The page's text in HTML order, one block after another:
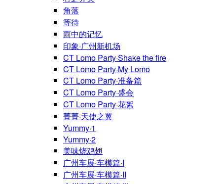
角落
等待
雨中的记忆
印象·广州新机场
CT Lomo Party·Shake the fire
CT Lomo Party·My Lomo
CT Lomo Party·准备篇
CT Lomo Party·盛会
CT Lomo Party·花絮
菁菁·天使之翼
Yummy·1
Yummy·2
美味烧鸡翅
广州车展·车模篇·I
广州车展·车模篇·II